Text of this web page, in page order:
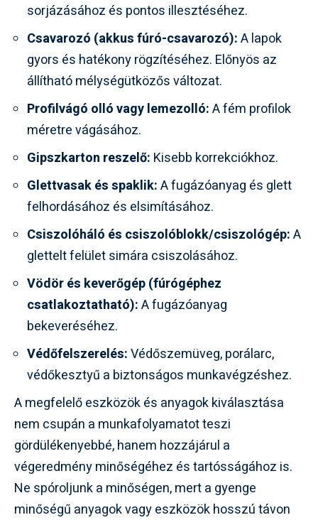
sorjázásához és pontos illesztéséhez.
Csavarozó (akkus fúró-csavarozó):A lapok
gyors és hatékony rögzítéséhez. Előnyös az
állítható mélységütközős változat.
Profilvágó olló vagy lemezolló:A fém profilok
méretre vágásához.
Gipszkarton reszelő: Kisebb korrekciókhoz.
Glettvasak és spaklik:A fugázóanyag és glett
felhordásához és elsimításához.
Csiszolóháló és csiszolóblokk/csiszológép:A
glettelt felület simára csiszolásához.
Vödör és keverőgép (fúrógéphez
csatlakoztatható):A fugázóanyag
bekeveréséhez.
Védőfelszerelés:Védőszemüveg, porálarc,
védőkesztyű a biztonságos munkavégzéshez.
A megfelelő eszközök és anyagok kiválasztása
nem csupán a munkafolyamatot teszi
gördülékenyebbé, hanem hozzájárul a
végeredmény minőségéhez és tartósságához is.
Ne spóroljunk a minőségen, mert a gyenge
minőségű anyagok vagy eszközök hosszú távon